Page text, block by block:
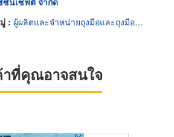
: ผู้ผลิตและจำหน่ายถุงมือและถุงมือยาง
ที่คุณอาจสนใจ